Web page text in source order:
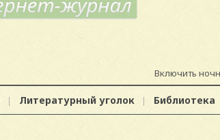
Включить
Литературный уголок Библиотека